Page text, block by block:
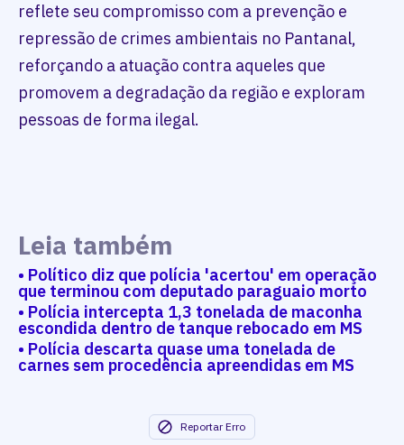
reflete seu compromisso com a prevenção e
repressão de crimes ambientais no Pantanal,
reforçando a atuação contra aqueles que
promovem a degradação da região e exploram
pessoas de forma ilegal.
Leia também
• Político diz que polícia 'acertou' em operação
que terminou com deputado paraguaio morto
• Polícia intercepta 1,3 tonelada de maconha
escondida dentro de tanque rebocado em MS
• Polícia descarta quase uma tonelada de
carnes sem procedência apreendidas em MS
Reportar Erro